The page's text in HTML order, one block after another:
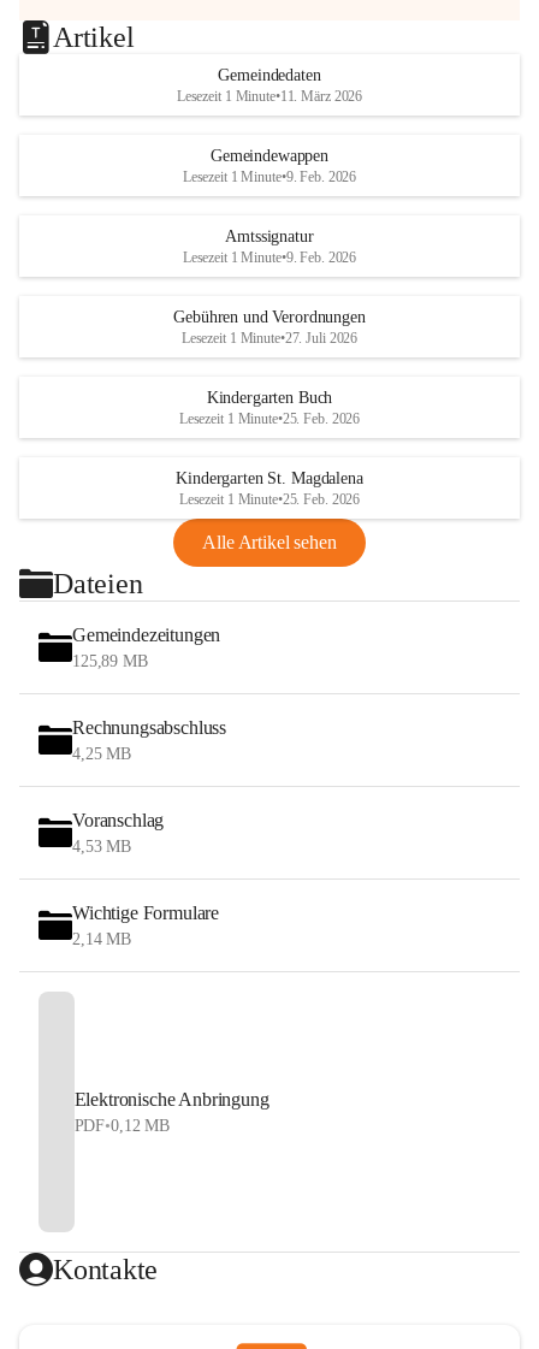
Artikel
Gemeindedaten
Lesezeit 1 Minute•11. März 2026
Gemeindewappen
Lesezeit 1 Minute•9. Feb. 2026
Amtssignatur
Lesezeit 1 Minute•9. Feb. 2026
Gebühren und Verordnungen
Lesezeit 1 Minute•27. Juli 2026
Kindergarten Buch
Lesezeit 1 Minute•25. Feb. 2026
Kindergarten St. Magdalena
Lesezeit 1 Minute•25. Feb. 2026
Alle Artikel sehen
Dateien
Gemeindezeitungen
125,89 MB
Rechnungsabschluss
4,25 MB
Voranschlag
4,53 MB
Wichtige Formulare
2,14 MB
Elektronische Anbringung
PDF•0,12 MB
Kontakte